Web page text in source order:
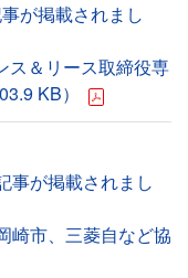
が掲載されまし
ス＆リース取締役専
KB）
事が掲載されまし
崎市、三菱自など協